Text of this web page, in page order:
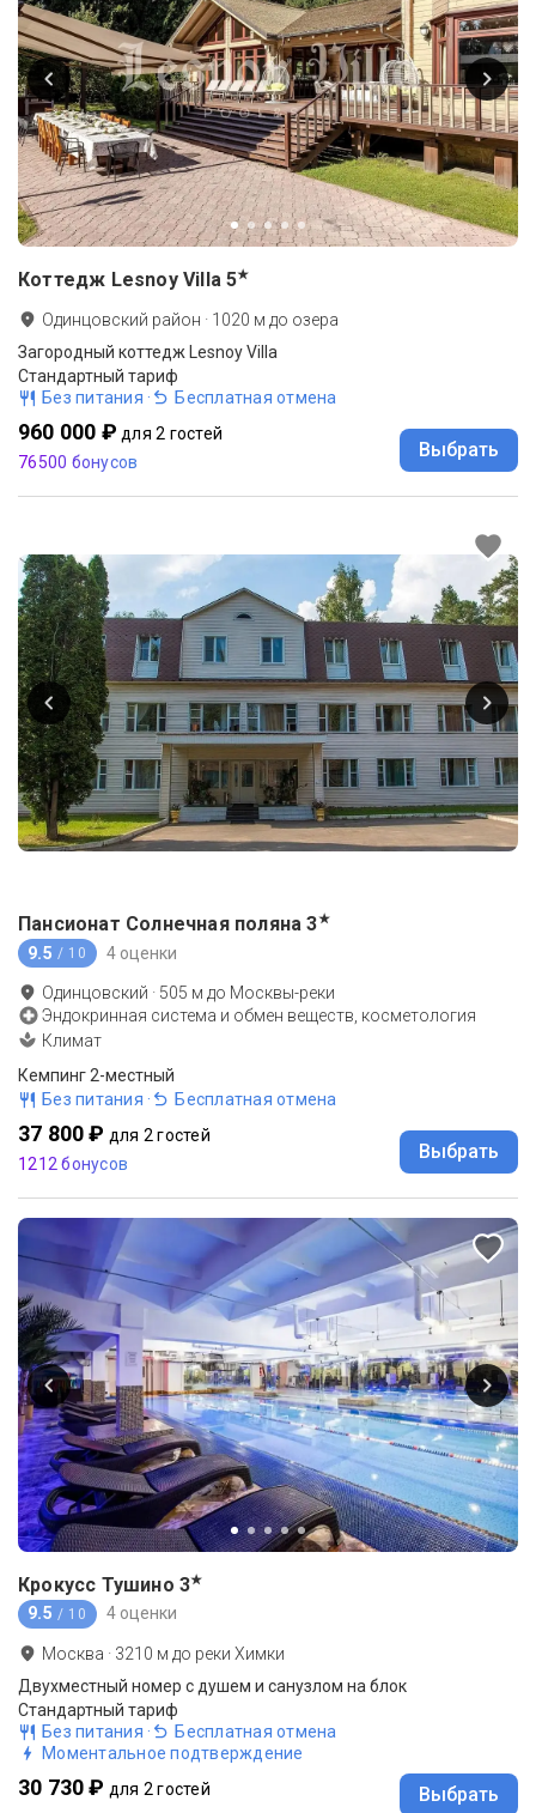
Коттедж Lesnoy Villa 5★
Одинцовский район · 1020 м до озера
Загородный коттедж Lesnoy Villa
Стандартный тариф
Без питания · Бесплатная отмена
960 000 ₽ для 2 гостей
76500 бонусов
Выбрать
Пансионат Солнечная поляна 3★
9.5 / 10 4 оценки
Одинцовский · 505 м до Москвы-реки
Эндокринная система и обмен веществ, косметология
Климат
Кемпинг 2-местный
Без питания · Бесплатная отмена
37 800 ₽ для 2 гостей
1212 бонусов
Выбрать
Крокусс Тушино 3★
9.5 / 10 4 оценки
Москва · 3210 м до реки Химки
Двухместный номер с душем и санузлом на блок
Стандартный тариф
Без питания ·
Бесплатная отмена
Моментальное подтверждение
30 730 ₽ для 2 гостей Выбрать